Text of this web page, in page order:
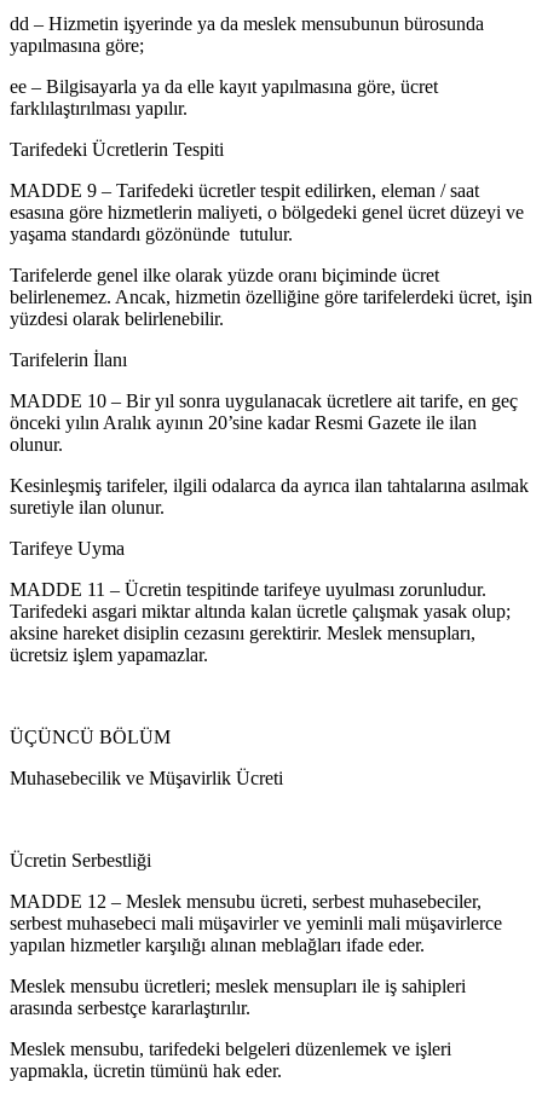
dd – Hizmetin işyerinde ya da meslek mensubunun bürosunda
yapılmasına göre;
ee – Bilgisayarla ya da elle kayıt yapılmasına göre, ücret
farklılaştırılması yapılır.
Tarifedeki Ücretlerin Tespiti
MADDE 9 – Tarifedeki ücretler tespit edilirken, eleman / saat
esasına göre hizmetlerin maliyeti, o bölgedeki genel ücret düzeyi ve
yaşama standardı gözönünde tutulur.
Tarifelerde genel ilke olarak yüzde oranı biçiminde ücret
belirlenemez. Ancak, hizmetin özelliğine göre tarifelerdeki ücret, işin
yüzdesi olarak belirlenebilir.
Tarifelerin İlanı
MADDE 10 – Bir yıl sonra uygulanacak ücretlere ait tarife, en geç
önceki yılın Aralık ayının 20’sine kadar Resmi Gazete ile ilan
olunur.
Kesinleşmiş tarifeler, ilgili odalarca da ayrıca ilan tahtalarına asılmak
suretiyle ilan olunur.
Tarifeye Uyma
MADDE 11 – Ücretin tespitinde tarifeye uyulması zorunludur.
Tarifedeki asgari miktar altında kalan ücretle çalışmak yasak olup;
aksine hareket disiplin cezasını gerektirir. Meslek mensupları,
ücretsiz işlem yapamazlar.
ÜÇÜNCÜ BÖLÜM
Muhasebecilik ve Müşavirlik Ücreti
Ücretin Serbestliği
MADDE 12 – Meslek mensubu ücreti, serbest muhasebeciler,
serbest muhasebeci mali müşavirler ve yeminli mali müşavirlerce
yapılan hizmetler karşılığı alınan meblağları ifade eder.
Meslek mensubu ücretleri; meslek mensupları ile iş sahipleri
arasında serbestçe kararlaştırılır.
Meslek mensubu, tarifedeki belgeleri düzenlemek ve işleri
yapmakla, ücretin tümünü hak eder.